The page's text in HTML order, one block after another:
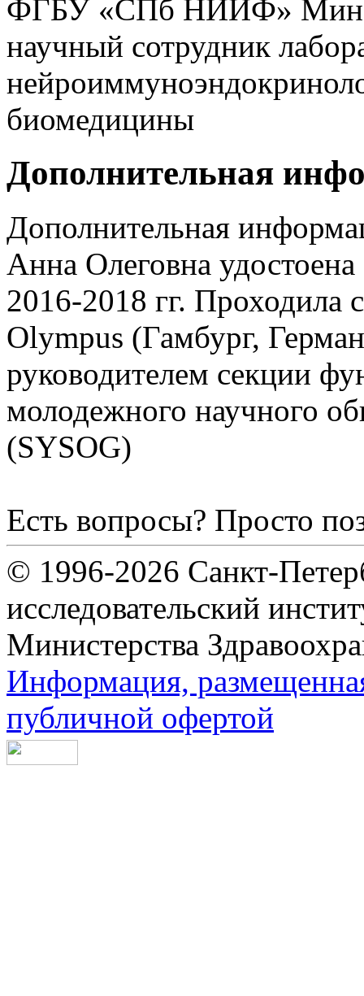
ФГБУ «СПб НИИФ»
научный сотрудник
биомедицины
Дополнительная
Дополнительная
Анна Олеговна
2016-2018 гг. Проходила
Olympus (Гамбург,
руководителем секции
молодежного научного
(SYSOG)
Есть вопросы? Просто
© 1996-2026 Санкт-
исследовательский
Министерства
Информация,
публичной офертой